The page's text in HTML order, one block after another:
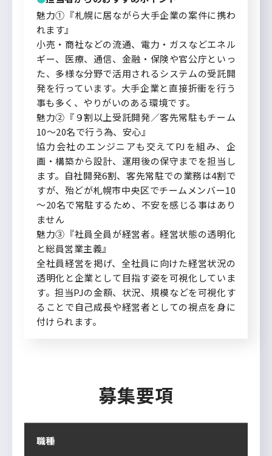
魅力①『札幌に居ながら大手企業の案件に携わ
れます』
小売・商社などの流通、電力・ガスなどエネル
ギー、医療、通信、金融・保険や官公庁といっ
た、多様な分野で活用されるシステムの受託開
発を行っています。大手企業と直接折衝を行う
事も多く、やりがいのある環境です。
魅力②『９割以上受託開発／客先常駐もチーム
10～20名で行う為、安心』
協力会社のエンジニアも交えてPJを組み、企
画・構築から設計、運用後の保守までを担当し
ます。自社開発6割、客先常駐での業務は4割で
すが、殆どが札幌市中央区でチームメンバー10
～20名で常駐するため、不安を感じる事はあり
ません
魅力③『社員全員が経営者。経営状態の透明化
と総員営業主義』
全社員経営を掲げ、全社員に向けた経営状況の
透明化と企業として目指す姿を可視化していま
す。担当PJの金額、状況、規模などを可視化す
ることで自己成長や経営者としての視点を身に
付けられます。
募集要項
職種